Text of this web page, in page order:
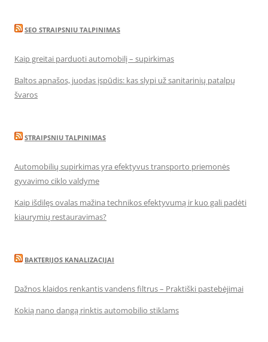
SEO STRAIPSNIU TALPINIMAS
Kaip greitai parduoti automobilį – supirkimas
Baltos apnašos, juodas įspūdis: kas slypi už sanitarinių patalpų
švaros
STRAIPSNIU TALPINIMAS
Automobilių supirkimas yra efektyvus transporto priemonės
gyvavimo ciklo valdyme
Kaip išdilęs ovalas mažina technikos efektyvumą ir kuo gali padėti
kiaurymių restauravimas?
BAKTERIJOS KANALIZACIJAI
Dažnos klaidos renkantis vandens filtrus – Praktiški pastebėjimai
Kokią nano dangą rinktis automobilio stiklams